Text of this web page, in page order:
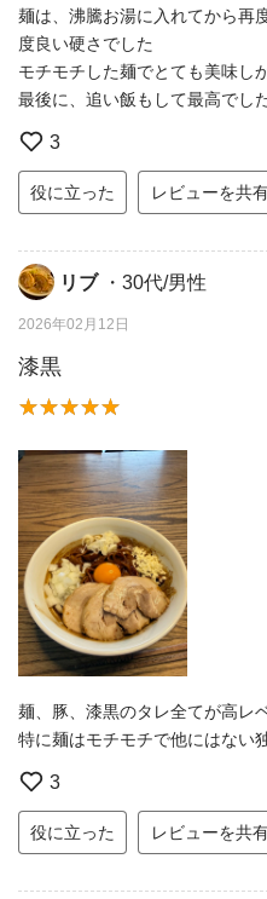
麺は、沸騰お湯に入れてから再
度良い硬さでした
モチモチした麺でとても美味し
最後に、追い飯もして最高でし
3
役に立った レビューを共
リブ ・30代/男性
2026年02月12日
漆黒
麺、豚、漆黒のタレ全てが高レ
特に麺はモチモチで他にはない
3
役に立った レビューを共